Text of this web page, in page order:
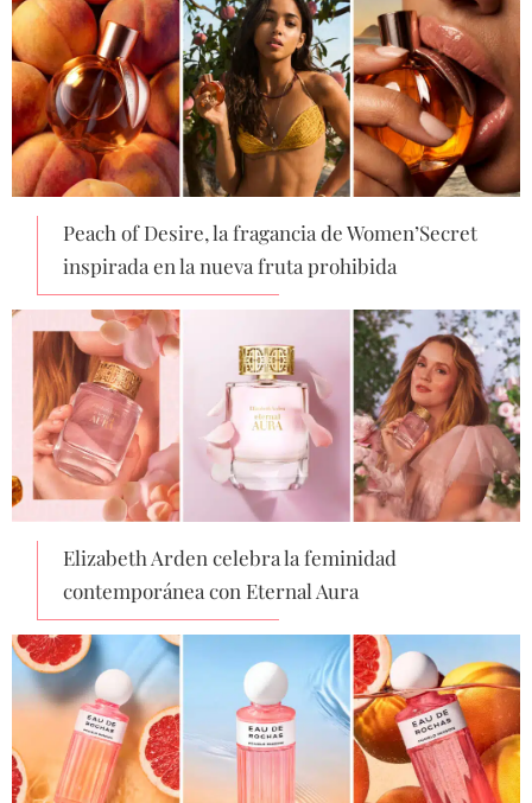
Peach of Desire, la fragancia de Women’Secret
inspirada en la nueva fruta prohibida
Elizabeth Arden celebra la feminidad
contemporánea con Eternal Aura